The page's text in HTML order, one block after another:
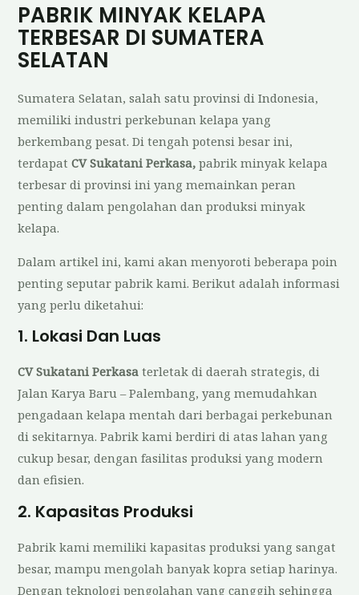
PABRIK MINYAK KELAPA
TERBESAR DI SUMATERA
SELATAN
Sumatera Selatan, salah satu provinsi di Indonesia,
memiliki industri perkebunan kelapa yang
berkembang pesat. Di tengah potensi besar ini,
terdapatCV Sukatani Perkasa, pabrik minyak kelapa
terbesar di provinsi ini yang memainkan peran
penting dalam pengolahan dan produksi minyak
kelapa.
Dalam artikel ini, kami akan menyoroti beberapa poin
penting seputar pabrik kami. Berikut adalah informasi
yang perlu diketahui:
1. Lokasi Dan Luas
CV Sukatani Perkasa terletak di daerah strategis, di
Jalan Karya Baru – Palembang, yang memudahkan
pengadaan kelapa mentah dari berbagai perkebunan
di sekitarnya. Pabrik kami berdiri di atas lahan yang
cukup besar, dengan fasilitas produksi yang modern
dan efisien.
2. Kapasitas Produksi
Pabrik kami memiliki kapasitas produksi yang sangat
besar, mampu mengolah banyak kopra setiap harinya.
Dengan teknologi pengolahan yang canggih sehingga